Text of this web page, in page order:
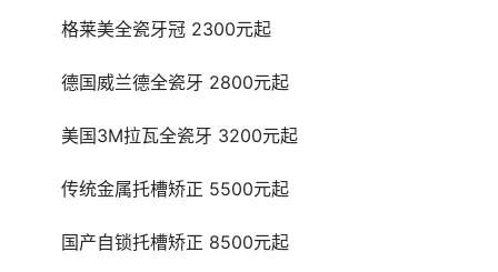
	格莱美全瓷牙冠 2300元起
	德国威兰德全瓷牙 2800元起
	美国3M拉瓦全瓷牙 3200元起
	传统金属托槽矫正 5500元起
	国产自锁托槽矫正 8500元起